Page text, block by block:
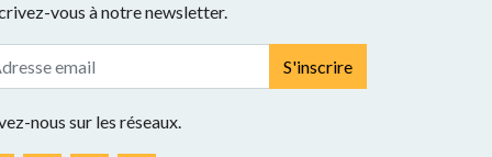
vous à notre newsletter.
S'inscrire
nous sur les réseaux.